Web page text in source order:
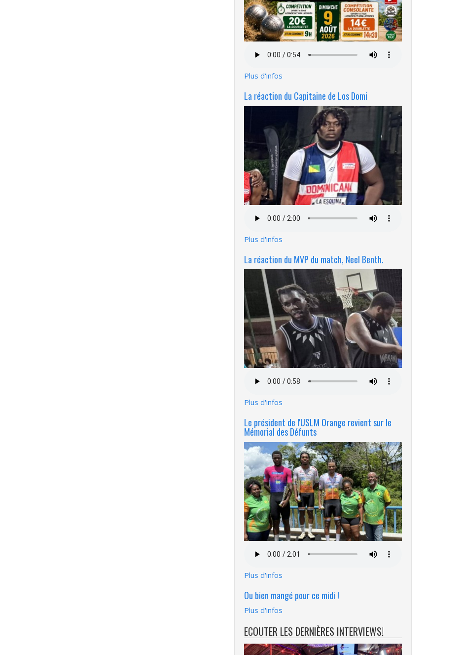
audio
Plus d'infos
La réaction du Capitaine de Los Domi
audio
Plus d'infos
La réaction du MVP du match, Neel Benth.
audio
Plus d'infos
Le président de l'USLM Orange revient sur le
Mémorial des Défunts
audio
Plus d'infos
Ou bien mangé pour ce midi !
Plus d'infos
ECOUTER LES DERNIÈRES INTERVIEWS!